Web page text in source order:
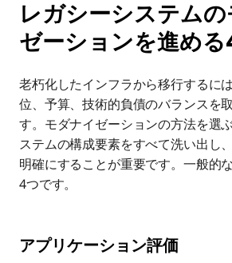
レガシーシステム
ゼーションを進め
老朽化したインフラから移行するに
位、予算、技術的負債のバランスを
す。モダナイゼーションの方法を選
ステムの構成要素をすべて洗い出し
明確にすることが重要です。一般的
4つです。
アプリケーション評価